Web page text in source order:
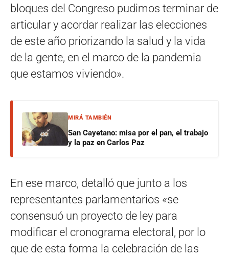
bloques del Congreso pudimos terminar de
articular y acordar realizar las elecciones
de este año priorizando la salud y la vida
de la gente, en el marco de la pandemia
que estamos viviendo».
MIRÁ TAMBIÉN
San Cayetano: misa por el pan, el trabajo
y la paz en Carlos Paz
En ese marco, detalló que junto a los
representantes parlamentarios «se
consensuó un proyecto de ley para
modificar el cronograma electoral, por lo
que de esta forma la celebración de las